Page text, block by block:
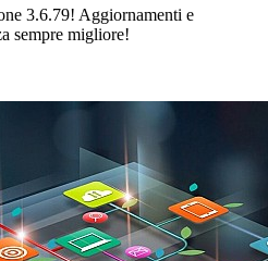
3.6.79! Aggiornamenti e
sempre migliore!